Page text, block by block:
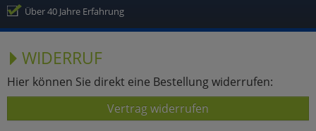
Über 40 Jahre Erfahrung
WIDERRUF
Hier können Sie direkt eine Bestellung widerrufen:
Vertrag widerrufen